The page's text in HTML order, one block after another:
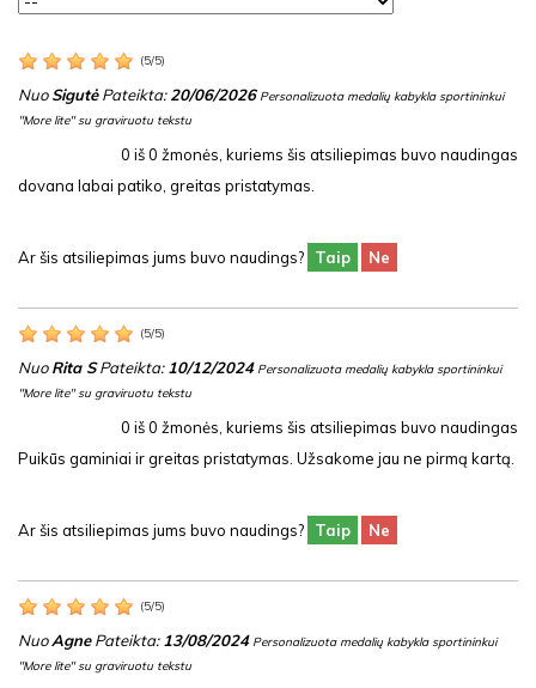
(5/5)
NuoSigutėPateikta:20/06/2026 Personalizuota medalių kabykla sportininkui
"More lite" su graviruotu tekstu
0 iš0 žmonės, kuriems šis atsiliepimas buvo naudingas
dovana labai patiko, greitas pristatymas.
Ar šis atsiliepimas jums buvo naudings? Taip Ne
(5/5)
NuoRita SPateikta: 10/12/2024 Personalizuota medalių kabykla sportininkui
"More lite" su graviruotu tekstu
0 iš0 žmonės, kuriems šis atsiliepimas buvo naudingas
Puikūs gaminiai ir greitas pristatymas. Užsakome jau ne pirmą kartą.
Ar šis atsiliepimas jums buvo naudings? Taip Ne
(5/5)
NuoAgnePateikta: 13/08/2024 Personalizuota medalių kabykla sportininkui
"More lite" su graviruotu tekstu